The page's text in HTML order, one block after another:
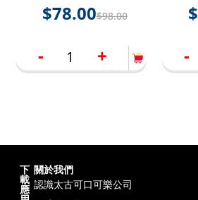
$98.00
$78.00
-
+
$
-
下
載
應
關於我們
認識太古可口可樂公司